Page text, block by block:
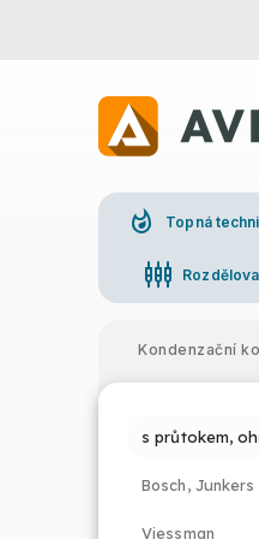
whatshot Topná
settings_input_component
Kondenzační
s průtokem,
Bosch, Junkers
Viessman